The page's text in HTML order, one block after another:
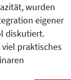
wurden
eigener
diskutiert.
praktisches